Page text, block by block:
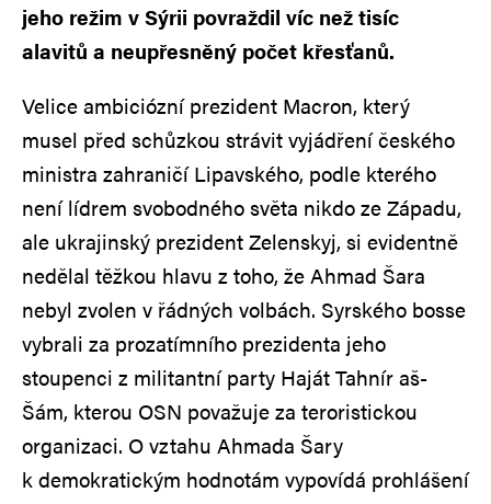
jeho režim v Sýrii povraždil víc než tisíc
alavitů a neupřesněný počet křesťanů.
Velice ambiciózní prezident Macron, který
musel před schůzkou strávit vyjádření českého
ministra zahraničí Lipavského, podle kterého
není lídrem svobodného světa nikdo ze Západu,
ale ukrajinský prezident Zelenskyj, si evidentně
nedělal těžkou hlavu z toho, že Ahmad Šara
nebyl zvolen v řádných volbách. Syrského bosse
vybrali za prozatímního prezidenta jeho
stoupenci z militantní party Haját Tahnír aš-
Šám, kterou OSN považuje za teroristickou
organizaci. O vztahu Ahmada Šary
k demokratickým hodnotám vypovídá prohlášení